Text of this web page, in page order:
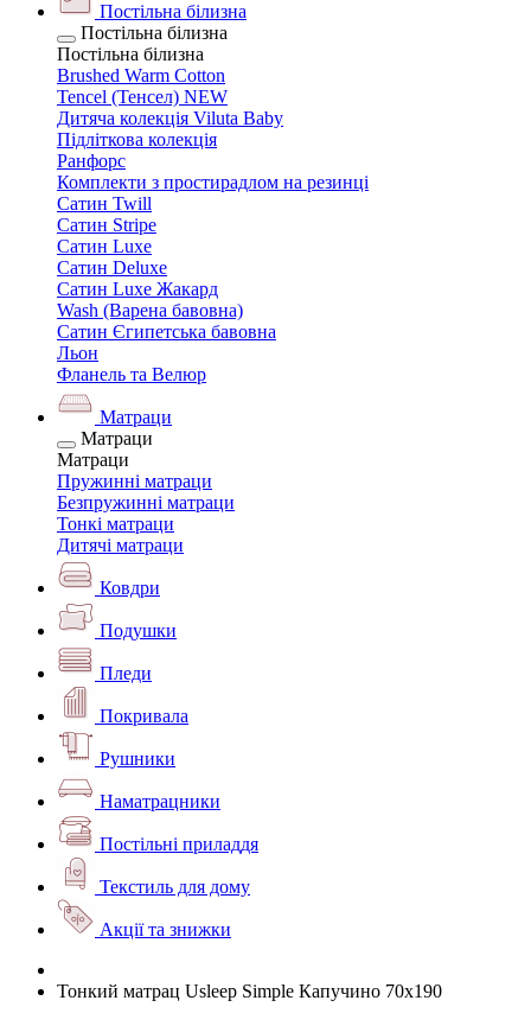
Постільна білизна
Постільна білизна
Постільна білизна
Brushed Warm Cotton
Tencel (Тенсел) NEW
Дитяча колекція Viluta Baby
Підліткова колекція
Ранфорс
Комплекти з простирадлом на резинці
Сатин Twill
Сатин Stripe
Сатин Luxe
Сатин Deluxe
Сатин Luxe Жакард
Wash (Варена бавовна)
Сатин Єгипетська бавовна
Льон
Фланель та Велюр
Матраци
Матраци
Матраци
Пружинні матраци
Безпружинні матраци
Тонкі матраци
Дитячі матраци
Ковдри
Подушки
Пледи
Покривала
Рушники
Наматрацники
Постільні приладдя
Текстиль для дому
Акції та знижки
Тонкий матрац Usleep Simple Капучино 70х190